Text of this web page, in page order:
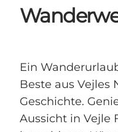
Reiseplanung
Inspiration
Ein
Beste aus Vejles
Geschichte.
Aussicht in Vejle